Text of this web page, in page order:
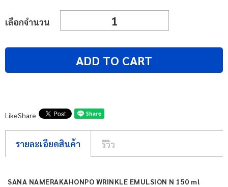
เลือกจำนวน
ADD TO CART
LikeShare
รายละเอียดสินค้า รีวิว
SANA NAMERAKAHONPO WRINKLE EMULSION N 150 ml